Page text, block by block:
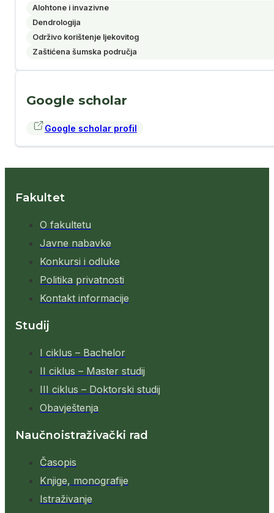
Alohtone i invazivne
Dendrologija
Održivo korištenje ljekovitog
Zaštićena šumska područja
Google scholar
Google scholar profil
Fakultet
O fakultetu
Javne nabavke
Konkursi i odluke
Politika privatnosti
Kontakt informacije
Studij
I ciklus – Bachelor
II ciklus – Master studij
III ciklus – Doktorski studij
Obavještenja
Naučnoistraživački rad
Časopis
Knjige, monografije
Istraživanje